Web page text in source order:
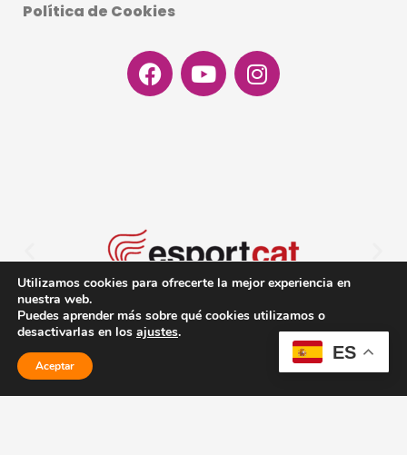
Política de Cookies
Facebook
YoutubeInstagram
ES
Utilizamos cookies para ofrecerte la mejor experiencia en
nuestra web.
Puedes aprender más sobre qué cookies utilizamos o
desactivarlas en los ajustes.
Aceptar